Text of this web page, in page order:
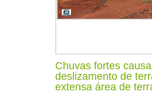
Chuvas fortes
deslizamento de
extensa área de